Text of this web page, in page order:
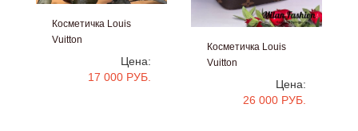
Косметичка Louis
Vuitton
Цена:
17 000 РУБ.
Косметичка Louis
Vuitton
Цена:
26 000 РУБ.